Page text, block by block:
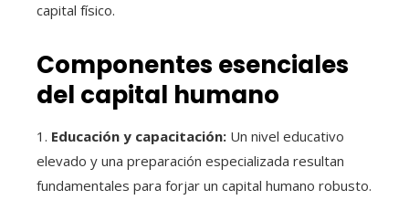
capital físico.
Componentes esenciales
del capital humano
1. Educación y capacitación: Un nivel educativo
elevado y una preparación especializada resultan
fundamentales para forjar un capital humano robusto.